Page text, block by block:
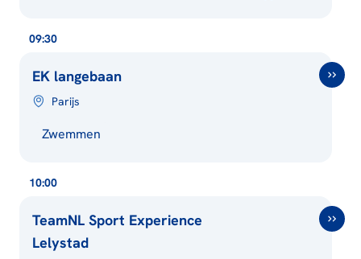
09:30
EK langebaan
Parijs
Zwemmen
10:00
TeamNL Sport Experience
Lelystad